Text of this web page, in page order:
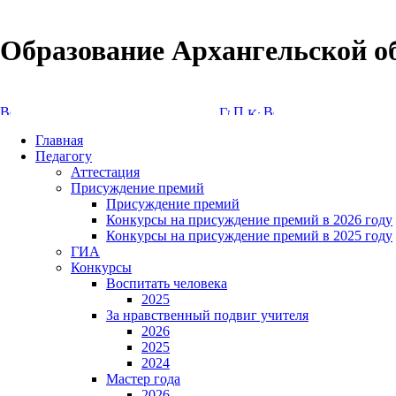
Образование Архангельской
Главная
Педагогу
Аттестация
Присуждение премий
Присуждение премий
Конкурсы на присуждение премий в 2026 году
Конкурсы на присуждение премий в 2025 году
ГИА
Конкурсы
Воспитать человека
2025
За нравственный подвиг учителя
2026
2025
2024
Мастер года